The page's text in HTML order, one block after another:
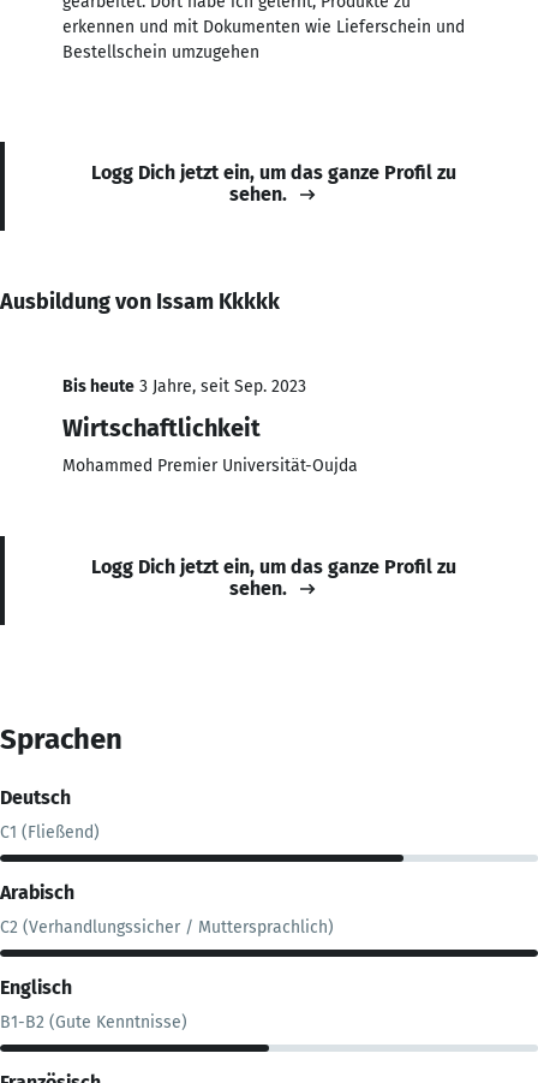
erkennen und mit Dokumenten wie Lieferschein und
Bestellschein umzugehen
Logg Dich jetzt ein, um das ganze Profil zu
sehen.
Ausbildung von Issam Kkkkk
Bis heute 3 Jahre, seit Sep. 2023
Wirtschaftlichkeit
Mohammed Premier Universität-Oujda
Logg Dich jetzt ein, um das ganze Profil zu
sehen.
Sprachen
Deutsch
C1 (Fließend)
Arabisch
C2 (Verhandlungssicher / Muttersprachlich)
Englisch
B1-B2 (Gute Kenntnisse)